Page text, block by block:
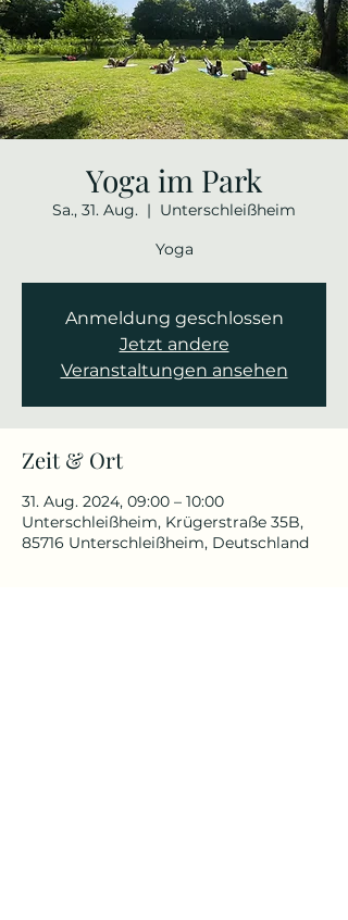
Yoga im Park
Sa., 31. Aug.
  |
Unterschleißheim
Yoga
Anmeldung geschlossen
Jetzt andere
Veranstaltungen ansehen
Zeit & Ort
31. Aug. 2024, 09:00 – 10:00
Unterschleißheim, Krügerstraße 35B,
85716 Unterschleißheim, Deutschland